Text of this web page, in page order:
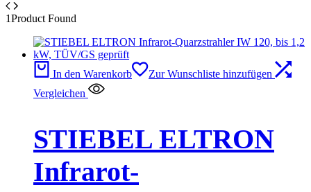
1Product Found
In den Warenkorb
Zur Wunschliste hinzufügen
Vergleichen
STIEBEL ELTRON
Infrarot-